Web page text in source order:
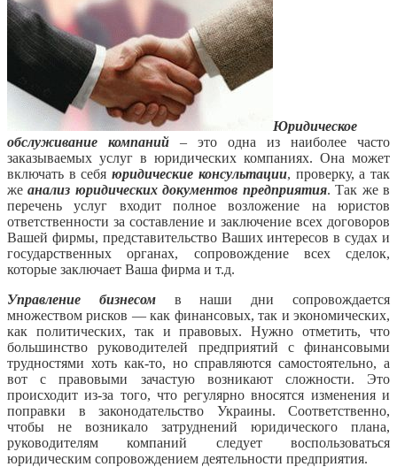
Юридическое
обслуживание компаний – это одна из наиболее часто
заказываемых услуг в юридических компаниях. Она может
включать в себяюридические консультации, проверку, а так
жеанализ юридических документов предприятия. Так же в
перечень услуг входит полное возложение на юристов
ответственности за составление и заключение всех договоров
Вашей фирмы, представительство Ваших интересов в судах и
государственных органах, сопровождение всех сделок,
которые заключает Ваша фирма и т.д.
Управление бизнесомв наши дни сопровождается
множеством рисков — как финансовых, так и экономических,
как политических, так и правовых. Нужно отметить, что
большинство руководителей предприятий с финансовыми
трудностями хоть как-то, но справляются самостоятельно, а
вот с правовыми зачастую возникают сложности. Это
происходит из-за того, что регулярно вносятся изменения и
поправки в законодательство Украины. Соответственно,
чтобы не возникало затруднений юридического плана,
руководителям компаний следует воспользоваться
юридическим сопровождением деятельности предприятия.